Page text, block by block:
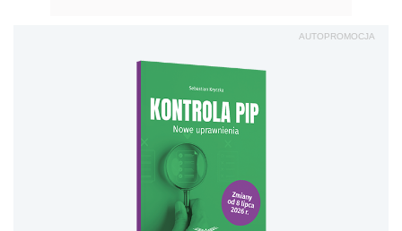
AUTOPROMOCJA